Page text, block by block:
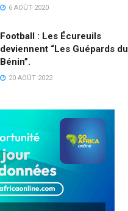
6 AOÛT 2020
Football : Les Écureuils
deviennent “Les Guépards du
Bénin”.
20 AOÛT 2022